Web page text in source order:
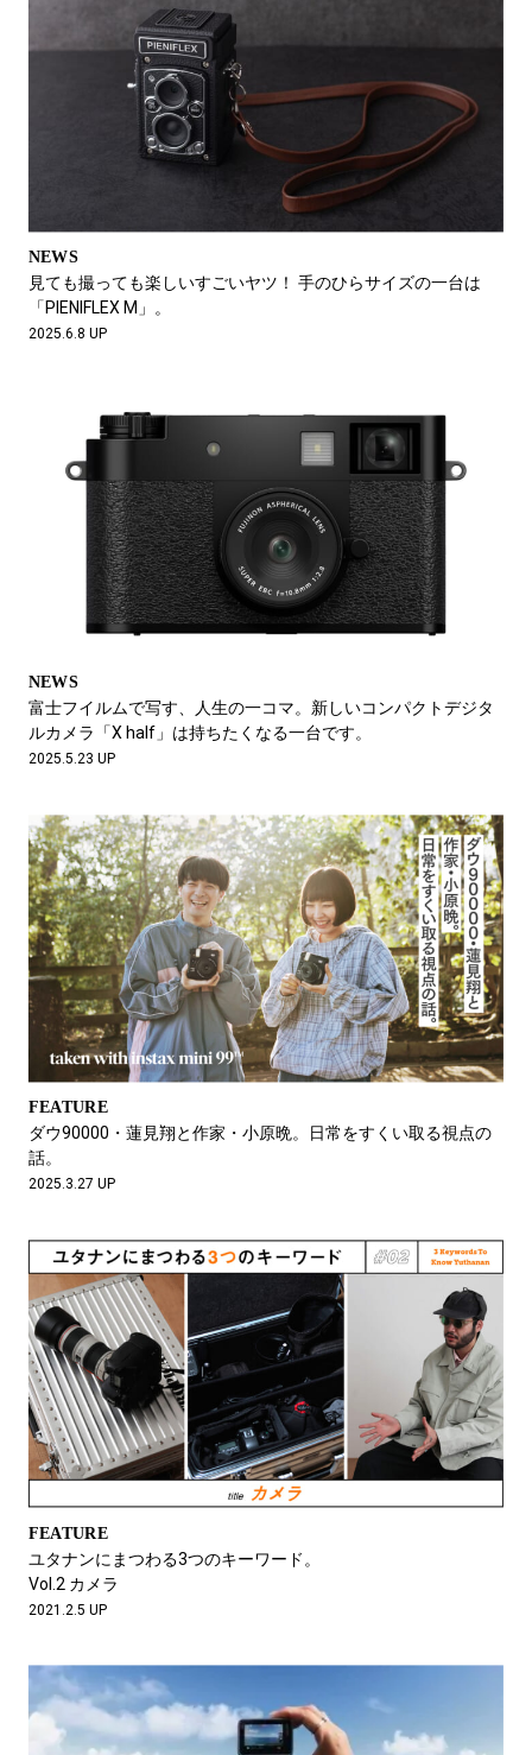
NEWS
見ても撮っても楽しいすごいヤツ！ 手のひらサイズの一台は
「PIENIFLEX M」。
2025.6.8 UP
NEWS
富士フイルムで写す、人生の一コマ。新しいコンパクトデジタ
ルカメラ「X half」は持ちたくなる一台です。
2025.5.23 UP
FEATURE
ダウ90000・蓮見翔と作家・小原晩。日常をすくい取る視点の
話。
2025.3.27 UP
FEATURE
ユタナンにまつわる3つのキーワード。
Vol.2 カメラ
2021.2.5 UP